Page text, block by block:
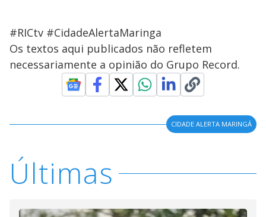
#RICtv #CidadeAlertaMaringa
Os textos aqui publicados não refletem
necessariamente a opinião do Grupo Record.
CIDADE ALERTA MARINGÁ
Últimas